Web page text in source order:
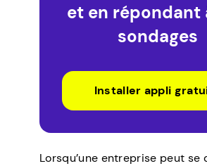
et en répondant
sondages
Installer appli
Lorsqu’une entreprise peut se